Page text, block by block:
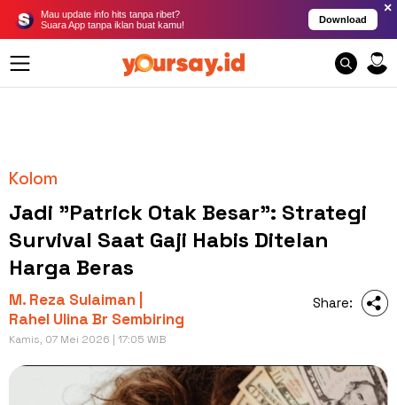
Mau update info hits tanpa ribet?
Suara App tanpa iklan buat kamu!
Download
×
Kolom
Jadi "Patrick Otak Besar": Strategi
Survival Saat Gaji Habis Ditelan
Harga Beras
M. Reza Sulaiman |
Rahel Ulina Br Sembiring
Kamis, 07 Mei 2026 | 17:05 WIB
Share: